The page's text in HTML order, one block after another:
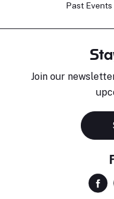
Past Events
Join our